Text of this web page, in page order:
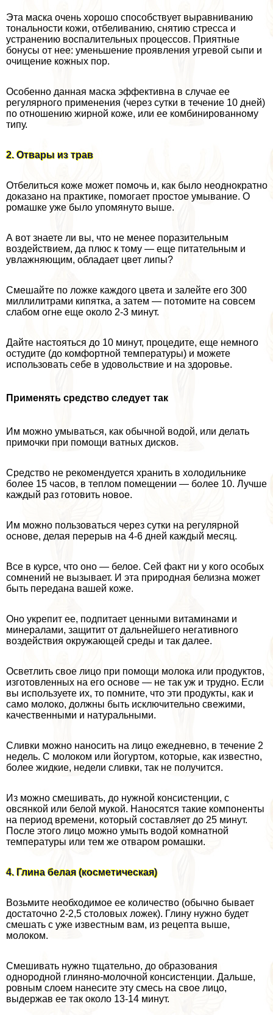
Эта маска очень хорошо способствует выравниванию
тональности кожи, отбеливанию, снятию стресса и
устранению воспалительных процессов. Приятные
бонусы от нее: уменьшение проявления угревой сыпи и
очищение кожных пор.
Особенно данная маска эффективна в случае ее
регулярного применения (через сутки в течение 10 дней)
по отношению жирной коже, или ее комбинированному
типу.
2. Отвары из трав
Отбелиться коже может помочь и, как было неоднократно
доказано на пpaктике, помогает простое умывание. О
ромашке уже было упомянуто выше.
А вот знаете ли вы, что не менее поразительным
воздействием, да плюс к тому — еще питательным и
увлажняющим, обладает цвет липы?
Смешайте по ложке каждого цвета и залейте его 300
миллилитрами кипятка, а затем — потомите на совсем
слабом огне еще около 2-3 минут.
Дайте настояться до 10 минут, процедите, еще немного
остудите (до комфортной температуры) и можете
использовать себе в удовольствие и на здоровье.
Применять средство следует так
Им можно умываться, как обычной водой, или делать
примочки при помощи ватных дисков.
Средство не рекомендуется хранить в холодильнике
более 15 часов, в теплом помещении — более 10. Лучше
каждый раз готовить новое.
Им можно пользоваться через сутки на регулярной
основе, делая перерыв на 4-6 дней каждый месяц.
Все в курсе, что оно — белое. Сей факт ни у кого особых
сомнений не вызывает. И эта природная белизна может
быть передана вашей коже.
Оно укрепит ее, подпитает ценными витаминами и
минералами, защитит от дальнейшего негативного
воздействия окружающей среды и так далее.
Осветлить свое лицо при помощи молока или продуктов,
изготовленных на его основе — не так уж и трудно. Если
вы используете их, то помните, что эти продукты, как и
само молоко, должны быть исключительно свежими,
качественными и натуральными.
Сливки можно наносить на лицо ежедневно, в течение 2
недель. С молоком или йогуртом, которые, как известно,
более жидкие, недели сливки, так не получится.
Из можно смешивать, до нужной консистенции, с
овсянкой или белой мукой. Наносятся такие компоненты
на период времени, который составляет до 25 минут.
После этого лицо можно умыть водой комнатной
температуры или тем же отваром ромашки.
4. Глина белая (косметическая)
Возьмите необходимое ее количество (обычно бывает
достаточно 2-2,5 столовых ложек). Глину нужно будет
смешать с уже известным вам, из рецепта выше,
молоком.
Смешивать нужно тщательно, до образования
однородной глиняно-молочной консистенции. Дальше,
ровным слоем нанесите эту смесь на свое лицо,
выдержав ее так около 13-14 минут.